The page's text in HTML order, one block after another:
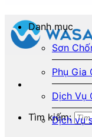
Tìm kiếm:
Danh mục
Sơn
Phụ Gia
Dịch Vụ
Dịch vụ